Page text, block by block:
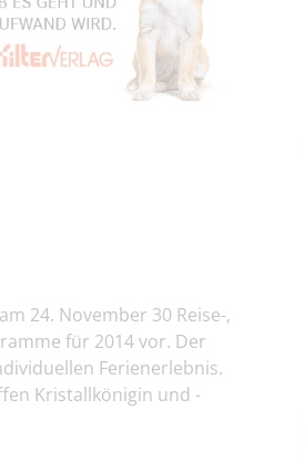
24. November 30 Reise-,
für 2014 vor. Der
Ferienerlebnis.
Kristallkönigin und -